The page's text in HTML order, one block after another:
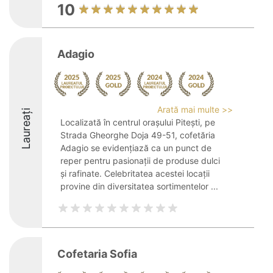
10
Laureați
Adagio
Arată mai multe >>
Localizată în centrul orașului Pitești, pe
Strada Gheorghe Doja 49-51, cofetăria
Adagio se evidențiază ca un punct de
reper pentru pasionații de produse dulci
și rafinate. Celebritatea acestei locații
provine din diversitatea sortimentelor ...
Cofetaria Sofia